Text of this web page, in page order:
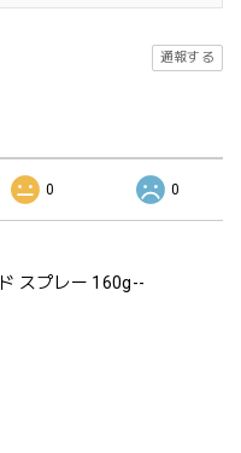
通報する
0 0
スプレー 160g--